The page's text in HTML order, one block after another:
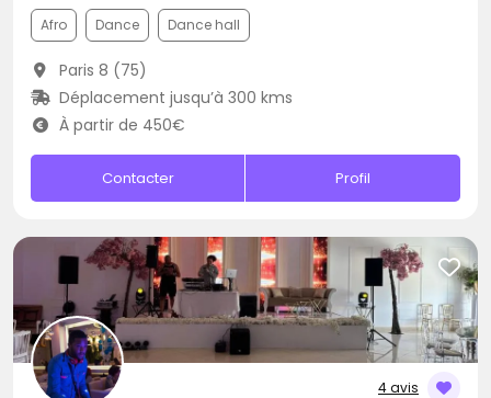
Afro Dance Dance hall
Paris 8 (75)
Déplacement jusqu’à 300 kms
À partir de 450€
Contacter Profil
4 avis